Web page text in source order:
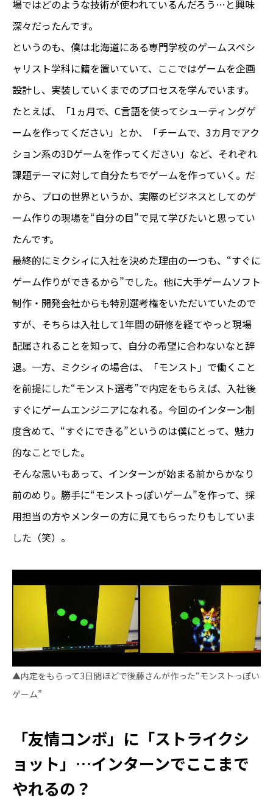
場ではどのような技術が使われているんだろう…と興味
深々だったんです。
というのも、僕は北海道にある専門学校のゲームスペシ
ャリスト学科に籍を置いていて、ここではゲームを企画
設計し、実装していくまでのプロセスを学んでいます。
たとえば、「1ヵ月で、C言語を使ってシューティングゲ
ームを作ってください」とか、「チームで、3カ月でアク
ション系の3Dゲームを作ってください」など、それぞれ
課題テーマに対して自分たちでゲームを作っていく。だ
から、プロの世界というか、実際のビジネスとしてのゲ
ーム作りの現場を“自分の目”で見て学びたいと思ってい
たんです。
最終的にミクシィに入社を決めた理由の一つも、“すぐに
ゲーム作りができるから”でした。他に大手ゲームソフト
制作・開発会社からも特別選考権をいただいていたので
すが、そちらは入社して1年間の研修を経てやっと現場
配属されることを知って、自分の希望に合わないなと辞
退。一方、ミクシィの場合は、「モンスト」で働くこと
を前提にした“モンスト選考”で内定をもらえば、入社後
すぐにゲームエンジニアになれる。今回のインターン制
度含めて、“すぐにできる”というのは僕にとって、魅力
的なことでした。
そんな思いもあって、インターンが始まる前からかなり
前のめり。勝手に“モンストっぽいゲーム”を作って、採
用担当の方やメンターの方に見てもらったりもしていま
した（笑）。
▲内定をもらって3日間ほどで後藤さんが作った“モンストっぽい
ゲーム”
「友情コンボ」に「ストライクシ
ョット」…インターンでここまで
やれるの？